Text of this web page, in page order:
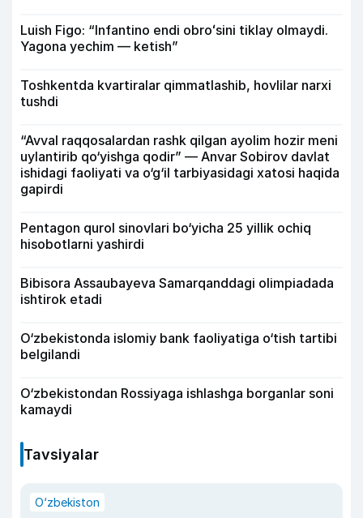
Luish Figo: “Infantino endi obroʻsini tiklay olmaydi.
Yagona yechim — ketish”
Toshkentda kvartiralar qimmatlashib, hovlilar narxi
tushdi
“Avval raqqosalardan rashk qilgan ayolim hozir meni
uylantirib qo‘yishga qodir” — Anvar Sobirov davlat
ishidagi faoliyati va o‘g‘il tarbiyasidagi xatosi haqida
gapirdi
Pentagon qurol sinovlari bo‘yicha 25 yillik ochiq
hisobotlarni yashirdi
Bibisora Assaubayeva Samarqanddagi olimpiadada
ishtirok etadi
O‘zbekistonda islomiy bank faoliyatiga o‘tish tartibi
belgilandi
O‘zbekistondan Rossiyaga ishlashga borganlar soni
kamaydi
Tavsiyalar
O‘zbekiston